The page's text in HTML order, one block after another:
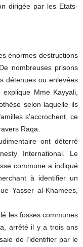
dirigée par les Etats-
énormes destructions
nombreuses prisons
détenues ou enlevées
Mme Kayyali,
selon laquelle ils
s’accrochent, ce
Raqa.
ont déterré
International. Le
commune a indiqué
à identifier un
Yasser al-Khamees,
les fosses communes
arrêté il y a trois ans
de l’identifier par le